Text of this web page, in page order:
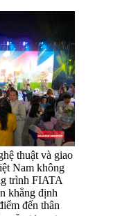
thuật và giao
Nam không
trình FIATA
khẳng định
đến thân